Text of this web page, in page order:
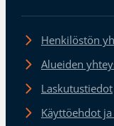
Henkilöstön
Alueiden
Laskutustiedot
Käyttöehdot